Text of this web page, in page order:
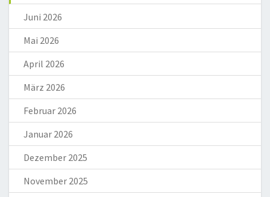
Juni 2026
Mai 2026
April 2026
März 2026
Februar 2026
Januar 2026
Dezember 2025
November 2025